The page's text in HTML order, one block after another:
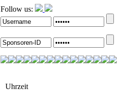
Follow us:
Uhrzeit